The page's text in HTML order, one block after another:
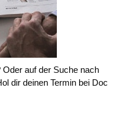
auf der Suche nach
dir deinen Termin bei Doc